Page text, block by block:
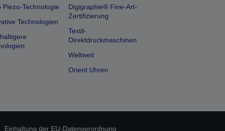
Piezo-Technologie
Technologien
Digigraphie® Fine-Art-
Zertifizierung
Textil-
Direktdruckmaschinen
Weltweit
Orient Uhren
Einhaltung der EU-Datenverordnung